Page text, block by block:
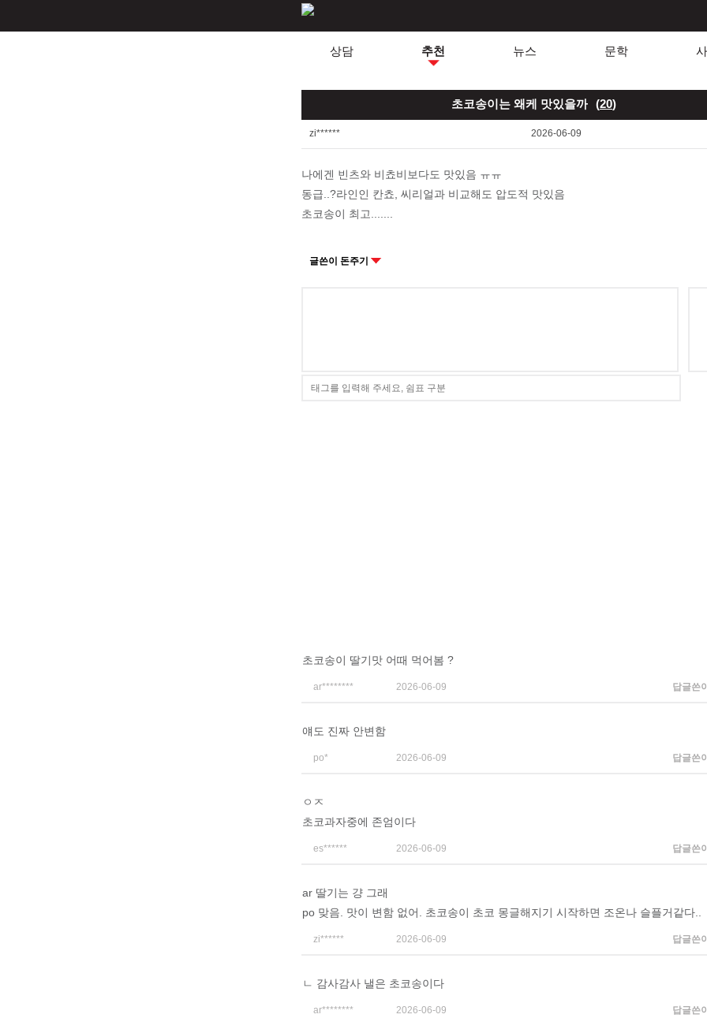
상담 추천 뉴스 문학
초코송이는 왜케 맛있을까 (20)
zi****** 2026-06-09
나에겐 빈츠와 비쵸비보다도 맛있음 ㅠㅠ
동급..?라인인 칸쵸, 씨리얼과 비교해도 압도적 맛있음
초코송이 최고.......
글쓴이 돈주기
초코송이 딸기맛 어때 먹어봄 ?
ar******** 2026-06-09 답글쓴
얘도 진짜 안변함
po* 2026-06-09 답글쓴
ㅇㅈ
초코과자중에 존엄이다
es****** 2026-06-09 답글쓴
ar 딸기는 걍 그래
po 맞음. 맛이 변함 없어. 초코송이 초코 몽글해지기 시작하면 조온나 슬플거같다..
zi****** 2026-06-09 답글쓴
ㄴ 감사감사 낼은 초코송이다
ar******** 2026-06-09 답글쓴